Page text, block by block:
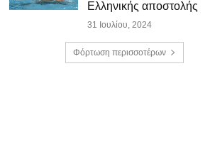
Ελληνικής αποστολής
31 Ιουλίου, 2024
Φόρτωση περισσοτέρων